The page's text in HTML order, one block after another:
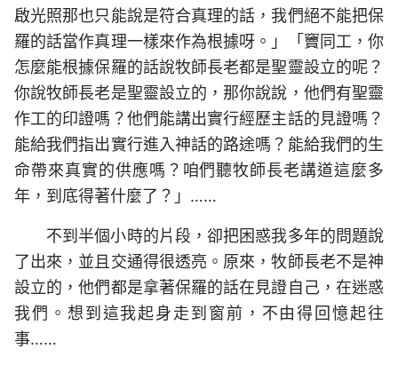
啟光照那也只能說是符合真理的話，我們絕不能把保
羅的話當作真理一樣來作為根據呀。」「竇同工，你
怎麼能根據保羅的話說牧師長老都是聖靈設立的呢？
你說牧師長老是聖靈設立的，那你說說，他們有聖靈
作工的印證嗎？他們能講出實行經歷主話的見證嗎？
能給我們指出實行進入神話的路途嗎？能給我們的生
命帶來真實的供應嗎？咱們聽牧師長老講道這麼多
年，到底得著什麼了？」……
不到半個小時的片段，卻把困惑我多年的問題說
了出來，並且交通得很透亮。原來，牧師長老不是神
設立的，他們都是拿著保羅的話在見證自己，在迷惑
我們。想到這我起身走到窗前，不由得回憶起往
事……